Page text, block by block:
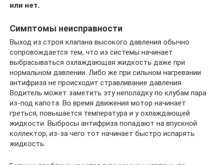
или нет.
Симптомы неисправности
Выход из строя клапана высокого давления обычно
сопровождается тем, что из системы начинает
выбрасываться охлаждающая жидкость даже при
нормальном давлении. Либо же при сильном нагревании
антифриза не происходит стравливание давления.
Водитель может заметить эту неполадку по клубам пара
из-под капота. Во время движения мотор начинает
греться, повышается температура и у охлаждающей
жидкости. Выбросы антифриза попадают на впускной
коллектор, из-за чего тот начинает быстро испарять
жидкость.